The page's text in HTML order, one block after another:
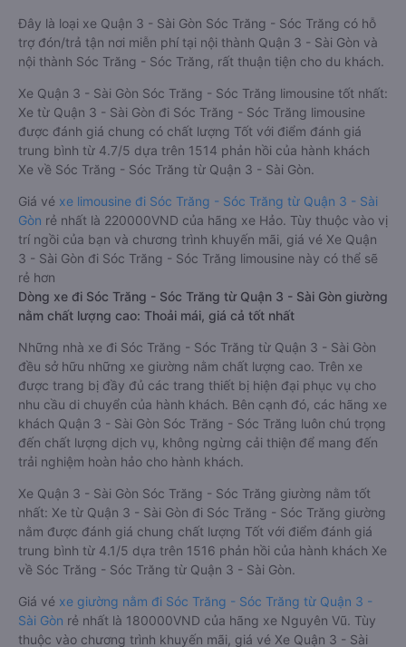
Đây là loại xe Quận 3 - Sài Gòn Sóc Trăng - Sóc Trăng có hỗ
trợ đón/trả tận nơi miễn phí tại nội thành Quận 3 - Sài Gòn và
nội thành Sóc Trăng - Sóc Trăng, rất thuận tiện cho du khách.
Xe Quận 3 - Sài Gòn Sóc Trăng - Sóc Trăng limousine tốt nhất:
Xe từ Quận 3 - Sài Gòn đi Sóc Trăng - Sóc Trăng limousine
được đánh giá chung có chất lượng Tốt với điểm đánh giá
trung bình từ 4.7/5 dựa trên 1514 phản hồi của hành khách
Xe về Sóc Trăng - Sóc Trăng từ Quận 3 - Sài Gòn.
Giá vé xe limousine đi Sóc Trăng - Sóc Trăng từ Quận 3 - Sài
Gòn rẻ nhất là 220000VND của hãng xe Hảo. Tùy thuộc vào vị
trí ngồi của bạn và chương trình khuyến mãi, giá vé Xe Quận
3 - Sài Gòn đi Sóc Trăng - Sóc Trăng limousine này có thể sẽ
rẻ hơn
Dòng xe đi Sóc Trăng - Sóc Trăng từ Quận 3 - Sài Gòn giường
nằm chất lượng cao: Thoải mái, giá cả tốt nhất
Những nhà xe đi Sóc Trăng - Sóc Trăng từ Quận 3 - Sài Gòn
đều sở hữu những xe giường nằm chất lượng cao. Trên xe
được trang bị đầy đủ các trang thiết bị hiện đại phục vụ cho
nhu cầu di chuyển của hành khách. Bên cạnh đó, các hãng xe
khách Quận 3 - Sài Gòn Sóc Trăng - Sóc Trăng luôn chú trọng
đến chất lượng dịch vụ, không ngừng cải thiện để mang đến
trải nghiệm hoàn hảo cho hành khách.
Xe Quận 3 - Sài Gòn Sóc Trăng - Sóc Trăng giường nằm tốt
nhất: Xe từ Quận 3 - Sài Gòn đi Sóc Trăng - Sóc Trăng giường
nằm được đánh giá chung chất lượng Tốt với điểm đánh giá
trung bình từ 4.1/5 dựa trên 1516 phản hồi của hành khách Xe
về Sóc Trăng - Sóc Trăng từ Quận 3 - Sài Gòn.
Giá vé xe giường nằm đi Sóc Trăng - Sóc Trăng từ Quận 3 -
Sài Gòn rẻ nhất là 180000VND của hãng xe Nguyên Vũ. Tùy
thuộc vào chương trình khuyến mãi, giá vé Xe Quận 3 - Sài